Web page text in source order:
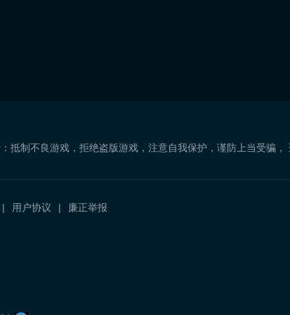
抵制不良游戏，拒绝盗版游戏，注意自我保护，谨防上当受骗
用户协议 廉正举报